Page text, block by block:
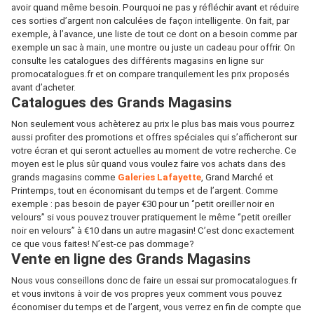
avoir quand même besoin. Pourquoi ne pas y réfléchir avant et réduire
ces sorties d’argent non calculées de façon intelligente. On fait, par
exemple, à l’avance, une liste de tout ce dont on a besoin comme par
exemple un sac à main, une montre ou juste un cadeau pour offrir. On
consulte les catalogues des différents magasins en ligne sur
promocatalogues.fr et on compare tranquilement les prix proposés
avant d’acheter.
Catalogues des Grands Magasins
Non seulement vous achèterez au prix le plus bas mais vous pourrez
aussi profiter des promotions et offres spéciales qui s’afficheront sur
votre écran et qui seront actuelles au moment de votre recherche. Ce
moyen est le plus sûr quand vous voulez faire vos achats dans des
grands magasins comme Galeries Lafayette, Grand Marché et
Printemps, tout en économisant du temps et de l’argent. Comme
exemple : pas besoin de payer €30 pour un ‘’petit oreiller noir en
velours’’ si vous pouvez trouver pratiquement le même ‘’petit oreiller
noir en velours’’ à €10 dans un autre magasin! C’est donc exactement
ce que vous faites! N’est-ce pas dommage?
Vente en ligne des Grands Magasins
Nous vous conseillons donc de faire un essai sur promocatalogues.fr
et vous invitons à voir de vos propres yeux comment vous pouvez
économiser du temps et de l’argent, vous verrez en fin de compte que